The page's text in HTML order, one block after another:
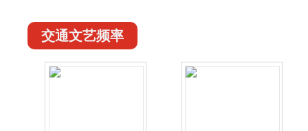
交通文艺频率